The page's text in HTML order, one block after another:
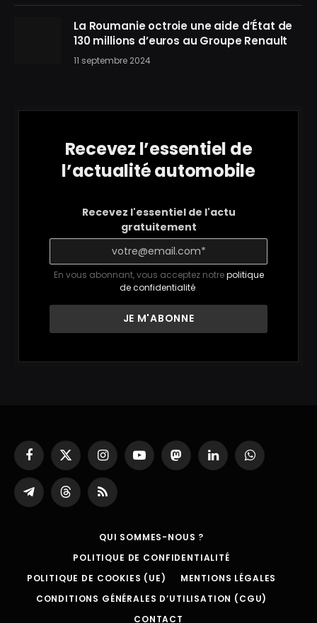
La Roumanie octroie une aide d’État de
130 millions d’euros au Groupe Renault
11 septembre 2024
Recevez l’essentiel de
l’actualité automobile
Recevez l'essentiel de l'actu
gratuitement
En vous abonnant, vous acceptez notrepolitique
de confidentialité.
Facebook
X
(Twitter)
InstagramYouTubeMastodonLinkedInWhatsApp
Partager
sur
ThreadsRSS
QUI SOMMES-NOUS ?
POLITIQUE DE CONFIDENTIALITÉ
POLITIQUE DE COOKIES (UE)
MENTIONS LÉGALES
CONDITIONS GÉNÉRALES D’UTILISATION (CGU)
CONTACT